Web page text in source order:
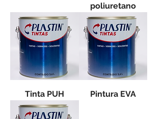
poliuretano
Tinta PUH Pintura EVA